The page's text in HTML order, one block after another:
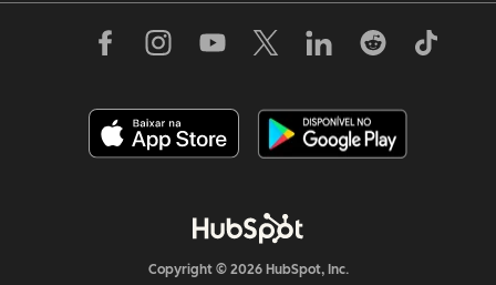
Copyright © 2026 HubSpot, Inc.